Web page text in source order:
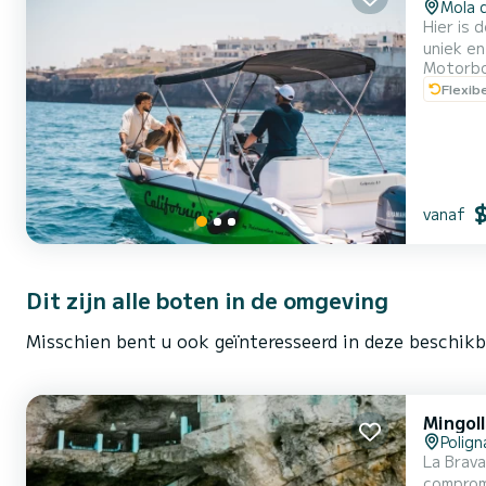
Mola
Hier is de
uniek
zeilen
vanaf
Dit zijn alle boten in de omgeving
Misschien bent u ook geïnteresseerd in deze
La